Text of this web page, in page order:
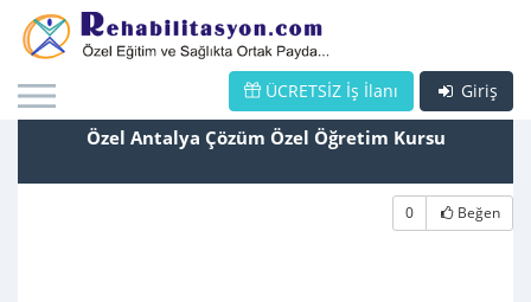
Giriş
ÜCRETSİZ İş İlanı
Özel Antalya Çözüm Özel Öğretim Kursu
0 Beğen